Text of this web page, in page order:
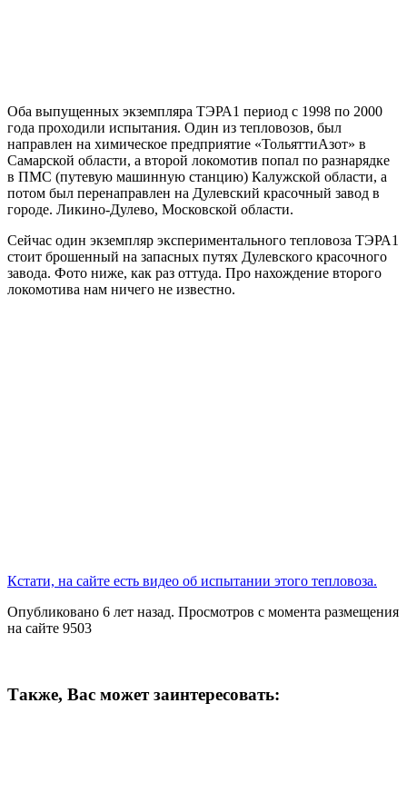
Оба выпущенных экземпляра ТЭРА1 период с 1998 по 2000
года проходили испытания. Один из тепловозов, был
направлен на химическое предприятие «ТольяттиАзот» в
Самарской области, а второй локомотив попал по разнарядке
в ПМС (путевую машинную станцию) Калужской области, а
потом был перенаправлен на Дулевский красочный завод в
городе. Ликино-Дулево, Московской области.
Сейчас один экземпляр экспериментального тепловоза ТЭРА1
стоит брошенный на запасных путях Дулевского красочного
завода. Фото ниже, как раз оттуда. Про нахождение второго
локомотива нам ничего не известно.
Кстати, на сайте есть видео об испытании этого тепловоза.
Опубликовано 6 лет назад. Просмотров с момента размещения
на сайте 9503
Также, Вас может заинтересовать: